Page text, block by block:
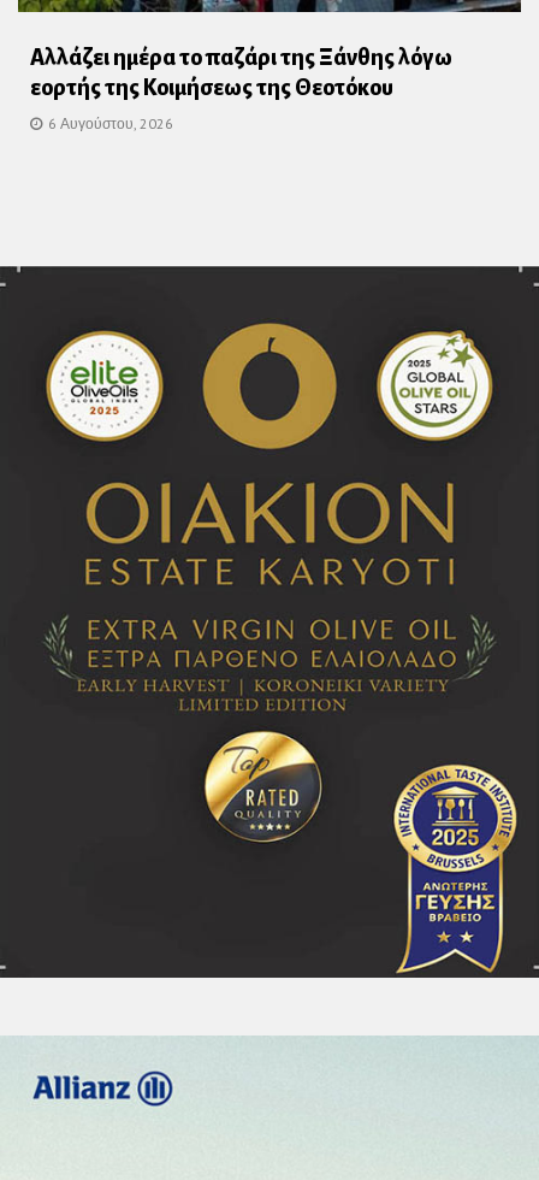
Αλλάζει ημέρα το παζάρι της Ξάνθης λόγω
εορτής της Κοιμήσεως της Θεοτόκου
6 Αυγούστου, 2026